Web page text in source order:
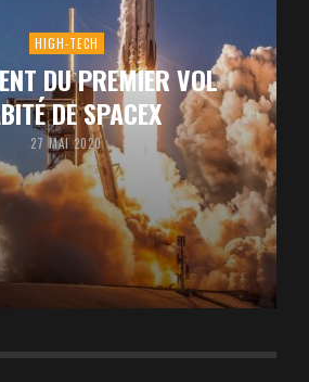
HIGH-TECH
DU PREMIER VOL
DE SPACEX
27 MAI 2020